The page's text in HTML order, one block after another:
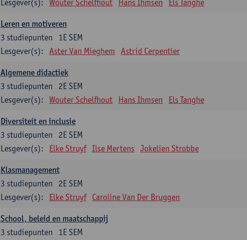
Lesgever(s):
Wouter Schelfhout Hans Ihmsen Els Tanghe
Leren en motiveren
1E SEM
3 studiepunten
Lesgever(s):
Aster Van Mieghem Astrid Cerpentier
Algemene didactiek
2E SEM
3 studiepunten
Lesgever(s):
Wouter Schelfhout Hans Ihmsen Els Tanghe
Diversiteit en inclusie
2E SEM
3 studiepunten
Lesgever(s):
Elke Struyf Ilse Mertens Jokelien Strobbe
Klasmanagement
2E SEM
3 studiepunten
Lesgever(s):
Elke Struyf Caroline Van Der Bruggen
School, beleid en maatschappij
1E SEM
3 studiepunten